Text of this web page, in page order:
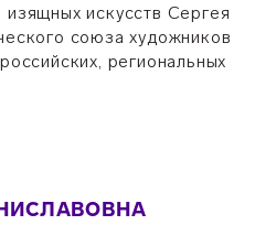
искусств Сергея
союза художников
региональных